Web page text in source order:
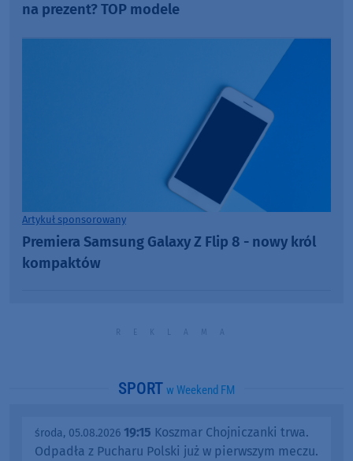
na prezent? TOP modele
Artykuł sponsorowany
Premiera Samsung Galaxy Z Flip 8 - nowy król
kompaktów
SPORT w Weekend FM
środa, 05.08.2026 19:15 Koszmar Chojniczanki trwa.
Odpadła z Pucharu Polski już w pierwszym meczu.